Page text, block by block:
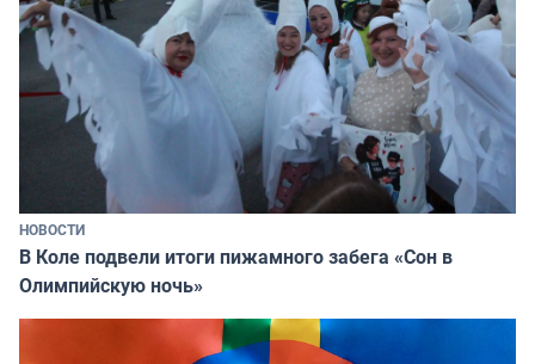
НОВОСТИ
В Коле подвели итоги пижамного забега «Сон в
Олимпийскую ночь»